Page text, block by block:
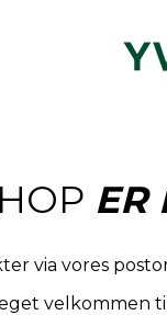
ER
via vores